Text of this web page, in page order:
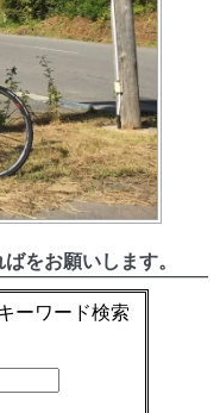
をお願いします。
ーワード検索